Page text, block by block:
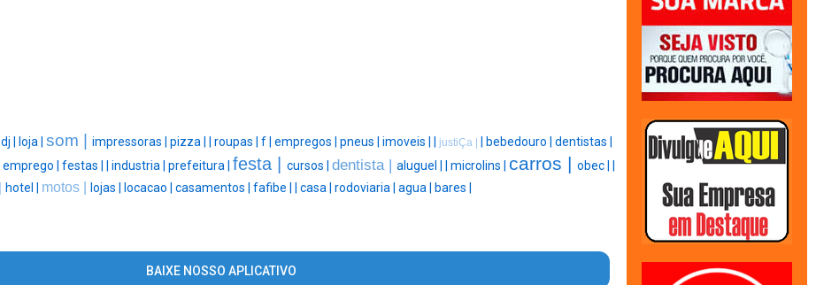
dj | loja | som | impressoras | pizza | roupas | f | empregos | pneus | imoveis | justiÇa | bebedouro | dentistas |
emprego | festas | industria | prefeitura | festa | cursos | dentista | aluguel | microlins | carros | obec |
hotel | motos | lojas | locacao | casamentos | fafibe | casa | rodoviaria | agua | bares |
BAIXE NOSSO APLICATIVO